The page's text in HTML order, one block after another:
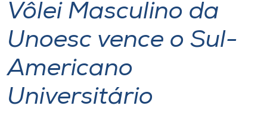
Pesquisa
Atendimento ao Estudante
Portal de Ensino
Vôlei Masculino da
Unoesc vence o Sul-
Americano
Universitário